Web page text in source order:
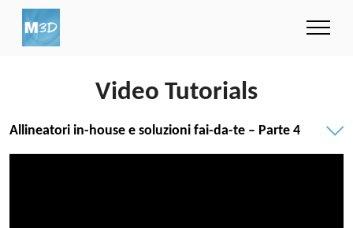
Video Tutorials
Allineatori in-house e soluzioni fai-da-te – Parte 4